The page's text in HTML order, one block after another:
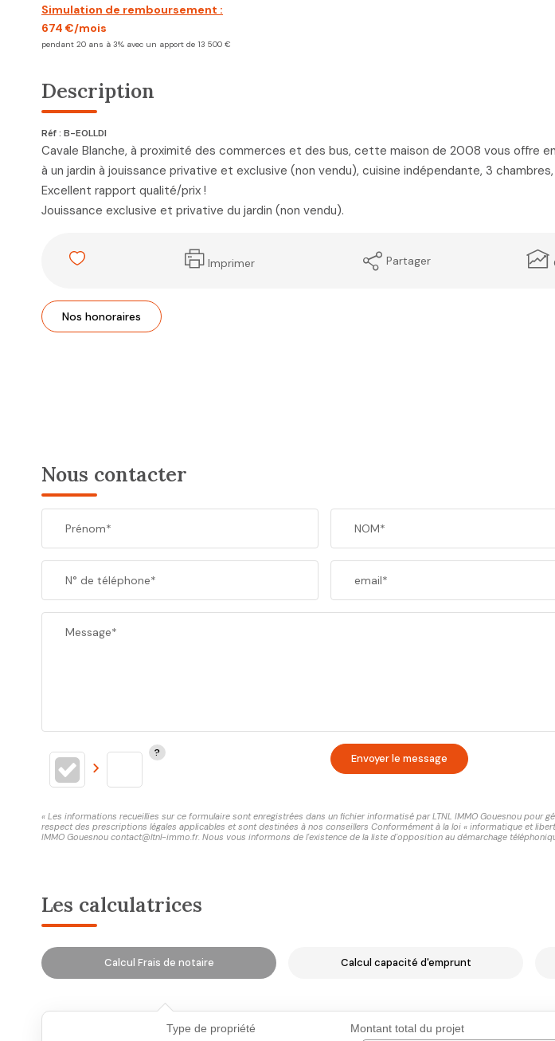
Simulation de remboursement :
674 €/mois
pendant 20 ans à 3% avec un apport de 13 500 €
Description
Réf : B-E0LLDI
Cavale Blanche, à proximité des commerces et des bus, cette maison de 2008 vous offre
à un jardin à jouissance privative et exclusive (non vendu), cuisine indépendante, 3
Excellent rapport qualité/prix !
Jouissance exclusive et privative du jardin (non vendu).
Imprimer Partager
Nos honoraires
Nous contacter
Prénom* NOM*
N° de téléphone* email*
Message*
Envoyer le message
« Les informations recueillies sur ce formulaire sont enregistrées dans un fichier informatisé par LTNL IMMO Gouesnou
respect des prescriptions légales applicables et sont destinées à nos conseillers Conformément à la loi « informatique et
IMMO Gouesnou contact@ltnl-immo.fr. Nous vous informons de l'existence de la liste d'opposition au démarchage
Les calculatrices
Calcul Frais de notaire Calcul capacité d'emprunt